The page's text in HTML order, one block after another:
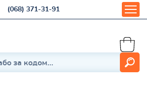
(068) 371-31-91